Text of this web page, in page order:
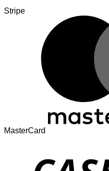
Stripe
MasterCard